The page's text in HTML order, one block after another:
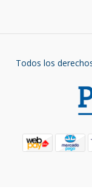
Todos los